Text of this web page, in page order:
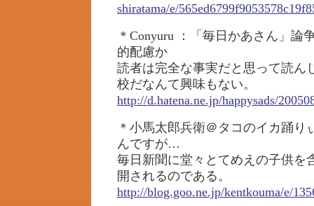
shiratama/e/
＊Conyuru ：「毎日かあさん」論
的配慮か
読者は完全な事実だと思って読ん
校だなんて興味もない。
http://d.hatena.ne.jp/happysads/
＊小馬太郎兵衛＠タコのイカ踊り
んですが…
毎日新聞に堂々とてめえの子供を
開されるのである。
http://blog.goo.ne.jp/kentkouma/e/